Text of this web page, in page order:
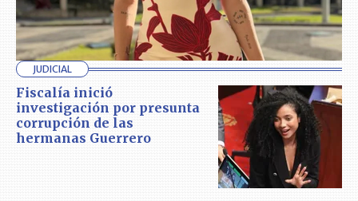
JUDICIAL
Fiscalía inició
investigación por presunta
corrupción de las
hermanas Guerrero